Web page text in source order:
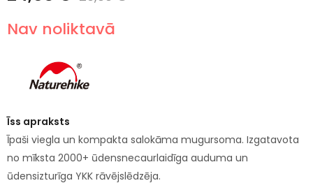
Nav noliktavā
Īss apraksts
Īpaši viegla un kompakta salokāma mugursoma. Izgatavota
no mīksta 2000+ ūdensnecaurlaidīga auduma un
ūdensizturīga YKK rāvējslēdzēja.